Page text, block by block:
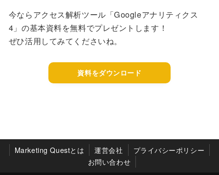
今ならアクセス解析ツール「Googleアナリティクス
4」の基本資料を無料でプレゼントします！
ぜひ活用してみてくださいね。
資料をダウンロード
Marketing Questとは 運営会社
プライバシーポリシー
お問い合わせ